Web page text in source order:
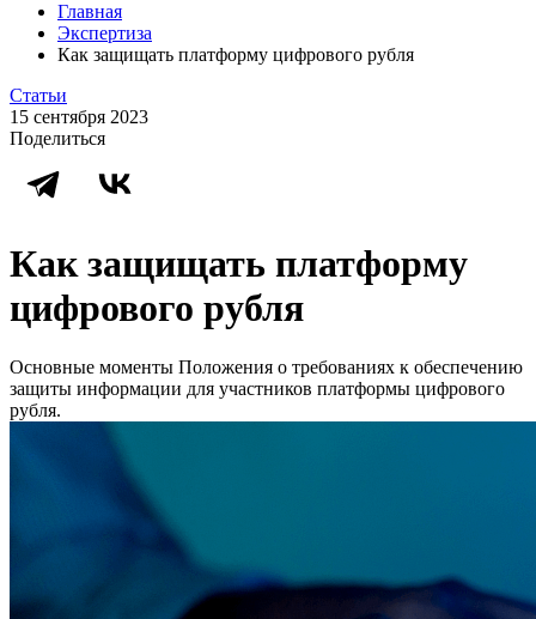
Главная
Экспертиза
Как защищать платформу цифрового рубля
Статьи
15 сентября 2023
Поделиться
Как защищать платформу
цифрового рубля
Основные моменты Положения о требованиях к обеспечению
защиты информации для участников платформы цифрового
рубля.